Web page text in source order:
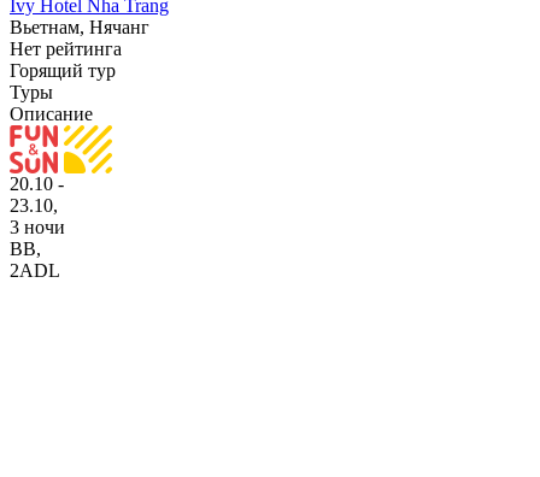
Ivy Hotel Nha Trang
Вьетнам, Нячанг
Нет рейтинга
Горящий тур
Туры
Описание
20.10 -
23.10,
3 ночи
BB,
2ADL